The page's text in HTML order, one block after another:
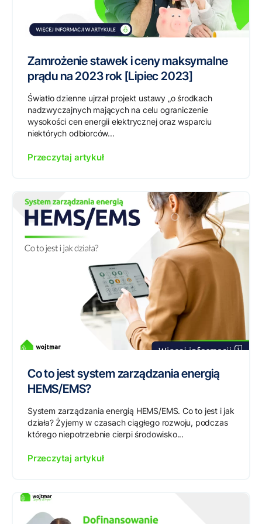
Zamrożenie stawek i ceny maksymalne
prądu na 2023 rok [Lipiec 2023]
Światło dzienne ujrzał projekt ustawy „o środkach
nadzwyczajnych mających na celu ograniczenie
wysokości cen energii elektrycznej oraz wsparciu
niektórych odbiorców...
Przeczytaj artykuł
Co to jest system zarządzania energią
HEMS/EMS?
System zarządzania energią HEMS/EMS. Co to jest i jak
działa? Żyjemy w czasach ciągłego rozwoju, podczas
którego niepotrzebnie cierpi środowisko...
Przeczytaj artykuł